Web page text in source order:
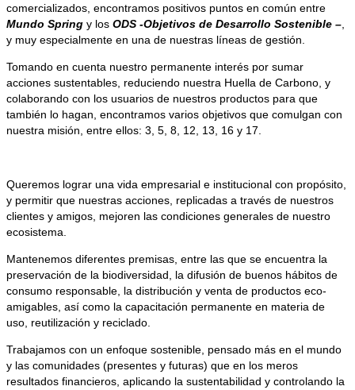
comercializados, encontramos positivos puntos en común entre
Mundo Spring y los ODS -Objetivos de Desarrollo Sostenible –,
y muy especialmente en una de nuestras líneas de gestión.
Tomando en cuenta nuestro permanente interés por sumar
acciones sustentables, reduciendo nuestra Huella de Carbono, y
colaborando con los usuarios de nuestros productos para que
también lo hagan, encontramos varios objetivos que comulgan con
nuestra misión, entre ellos: 3, 5, 8, 12, 13, 16 y 17.
Queremos lograr una vida empresarial e institucional con propósito,
y permitir que nuestras acciones, replicadas a través de nuestros
clientes y amigos, mejoren las condiciones generales de nuestro
ecosistema.
Mantenemos diferentes premisas, entre las que se encuentra la
preservación de la biodiversidad, la difusión de buenos hábitos de
consumo responsable, la distribución y venta de productos eco-
amigables, así como la capacitación permanente en materia de
uso, reutilización y reciclado.
Trabajamos con un enfoque sostenible, pensado más en el mundo
y las comunidades (presentes y futuras) que en los meros
resultados financieros, aplicando la sustentabilidad y controlando la